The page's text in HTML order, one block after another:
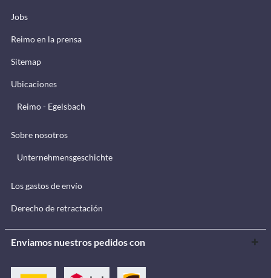
Jobs
Reimo en la prensa
Sitemap
Ubicaciones
Reimo - Egelsbach
Sobre nosotros
Unternehmensgeschichte
Los gastos de envío
Derecho de retractación
Enviamos nuestros pedidos con